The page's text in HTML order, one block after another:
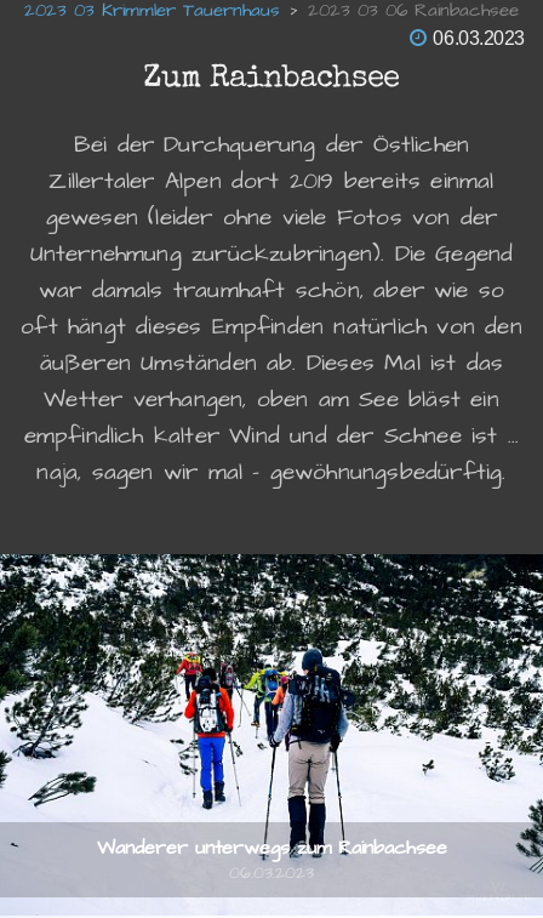
2023 03 Krimmler Tauernhaus
2023 03 06 Rainbachsee
06.03.2023
Zum Rainbachsee
Bei der Durchquerung der Östlichen
Zillertaler Alpen dort 2019 bereits einmal
gewesen (leider ohne viele Fotos von der
Unternehmung zurückzubringen). Die Gegend
war damals traumhaft schön, aber wie so
oft hängt dieses Empfinden natürlich von den
äußeren Umständen ab. Dieses Mal ist das
Wetter verhangen, oben am See bläst ein
empfindlich kalter Wind und der Schnee ist ...
naja, sagen wir mal - gewöhnungsbedürftig.
Wanderer unterwegs zum Rainbachsee
06.03.2023